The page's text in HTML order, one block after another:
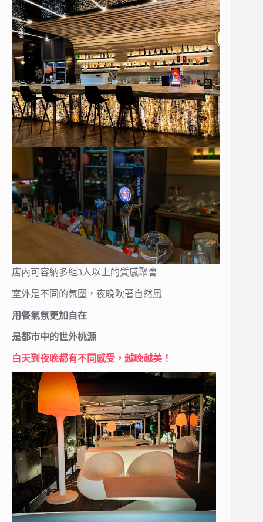
店內可容納多組3人以上的質感聚會
室外是不同的氛圍，夜晚吹著自然風
用餐氣氛更加自在
是都市中的世外桃源
白天到夜晚都有不同感受，越晚越美！